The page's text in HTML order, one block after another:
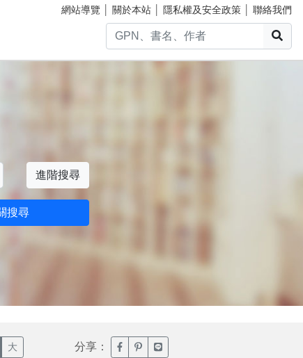
網站導覽 關於本站 隱私權及安全政策 聯絡我們
進階搜尋
搜尋
大 分享： 臉書分享(另開新視窗)
噗浪分享(另開新視窗)
Line分享(另開新視窗)